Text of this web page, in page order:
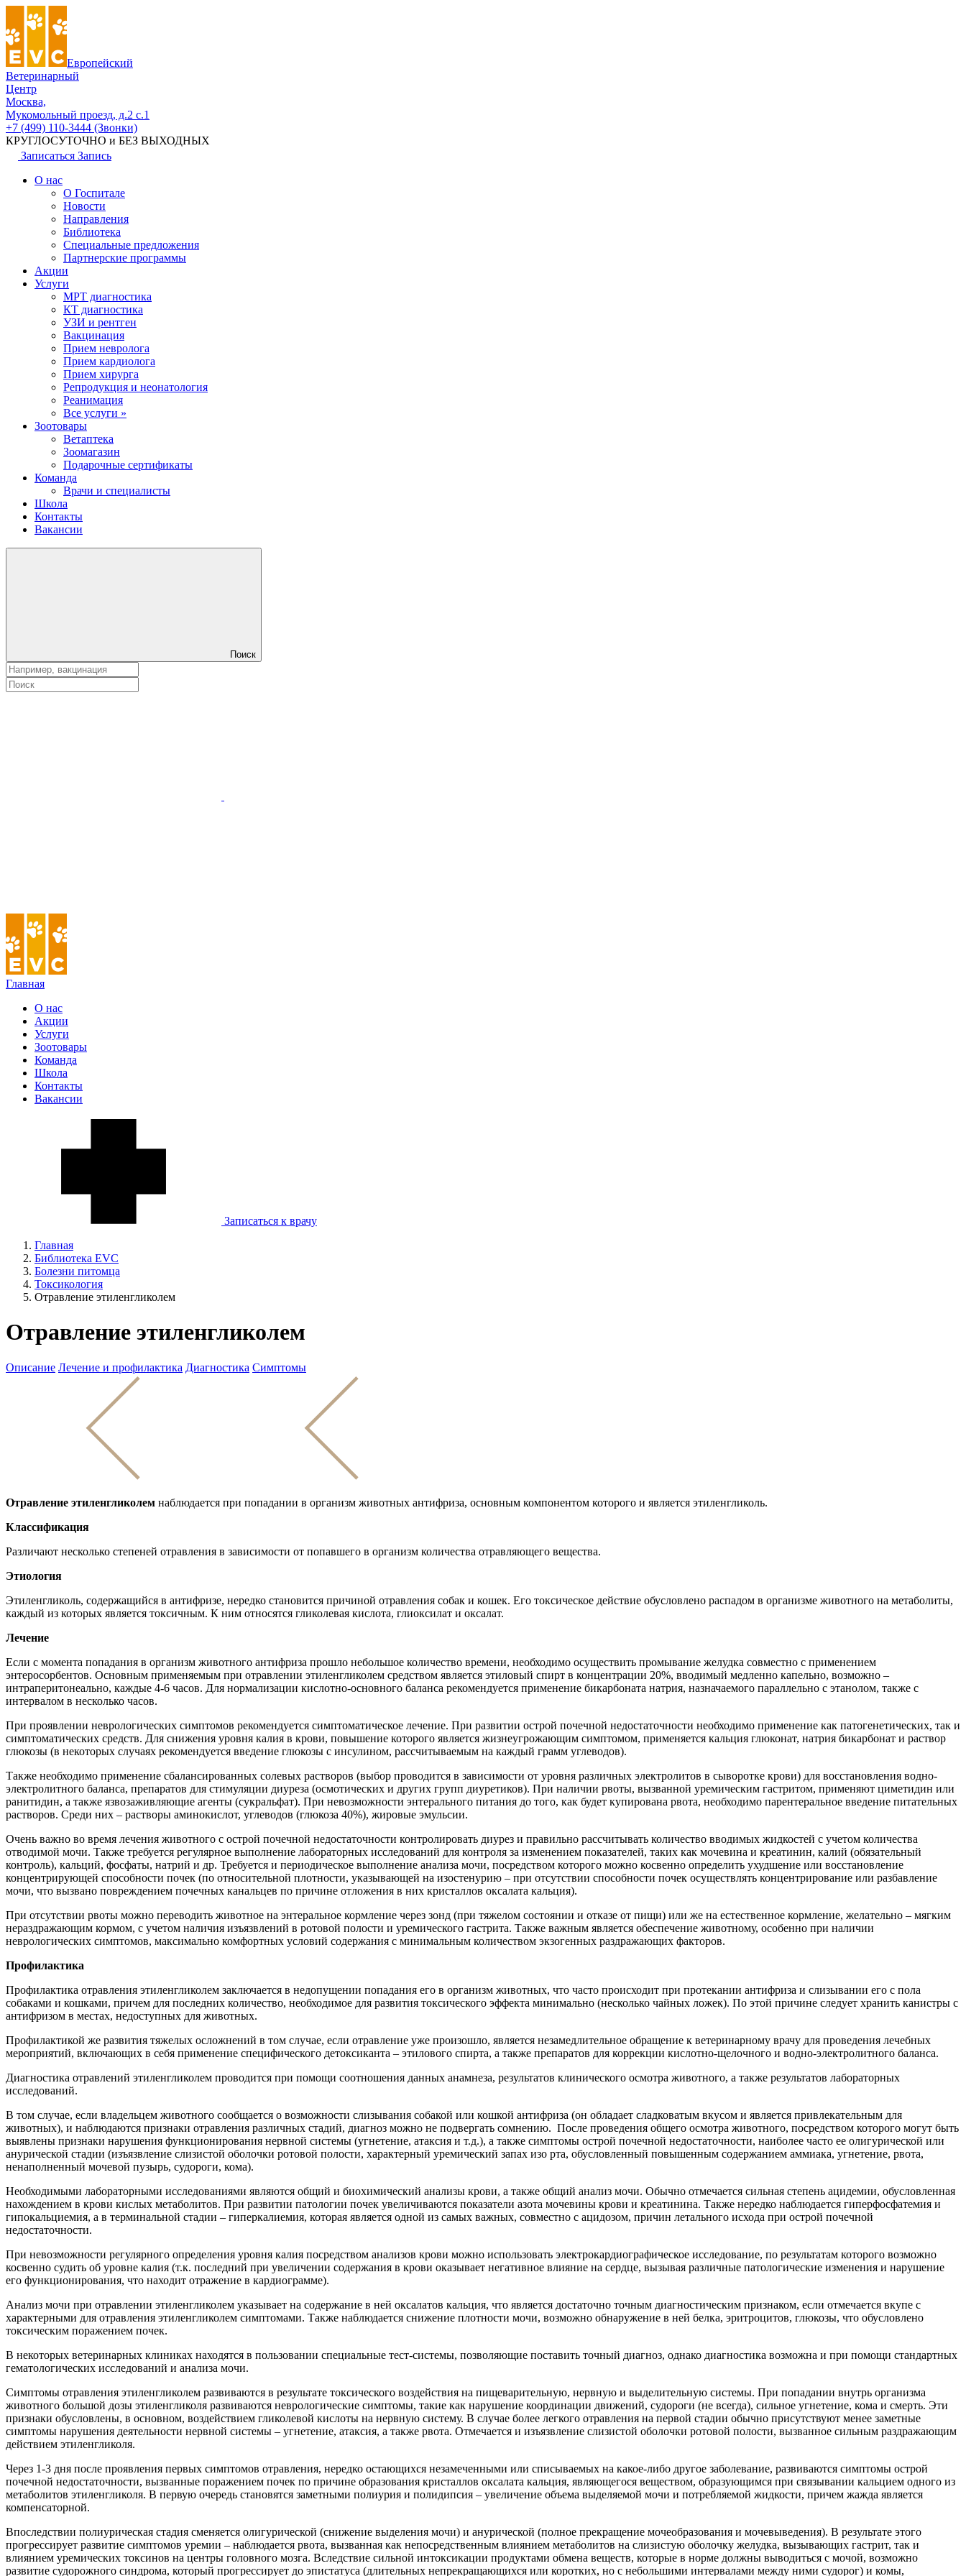
Европейский
Ветеринарный
Центр
Москва,
Мукомольный проезд, д.2 с.1
+7 (499) 110-3444 (Звонки)
КРУГЛОСУТОЧНО и БЕЗ ВЫХОДНЫХ
Записаться Запись
О нас
О Госпитале
Новости
Направления
Библиотека
Специальные предложения
Партнерские программы
Акции
Услуги
МРТ диагностика
КТ диагностика
УЗИ и рентген
Вакцинация
Прием невролога
Прием кардиолога
Прием хирурга
Репродукция и неонатология
Реанимация
Все услуги »
Зоотовары
Ветаптека
Зоомагазин
Подарочные сертификаты
Команда
Врачи и специалисты
Школа
Контакты
Вакансии
Поиск
Главная
О нас
Акции
Услуги
Зоотовары
Команда
Школа
Контакты
Вакансии
Записаться к врачу
Главная
Библиотека EVC
Болезни питомца
Токсикология
Отравление этиленгликолем
Отравление этиленгликолем
Описание Лечение и профилактика Диагностика Симптомы
Отравление этиленгликолем наблюдается при попадании в организм животных антифриза, основным компонентом которого и является этиленгликоль.
Классификация
Различают несколько степеней отравления в зависимости от попавшего в организм количества отравляющего вещества.
Этиология
Этиленгликоль, содержащийся в антифризе, нередко становится причиной отравления собак и кошек. Его токсическое действие обусловлено распадом в организме животного на метаболиты,
каждый из которых является токсичным. К ним относятся гликолевая кислота, глиоксилат и оксалат.
Лечение
Если с момента попадания в организм животного антифриза прошло небольшое количество времени, необходимо осуществить промывание желудка совместно с применением
энтеросорбентов. Основным применяемым при отравлении этиленгликолем средством является этиловый спирт в концентрации 20%, вводимый медленно капельно, возможно –
интраперитонеально, каждые 4-6 часов. Для нормализации кислотно-основного баланса рекомендуется применение бикарбоната натрия, назначаемого параллельно с этанолом, также с
интервалом в несколько часов.
При проявлении неврологических симптомов рекомендуется симптоматическое лечение. При развитии острой почечной недостаточности необходимо применение как патогенетических, так и
симптоматических средств. Для снижения уровня калия в крови, повышение которого является жизнеугрожающим симптомом, применяется кальция глюконат, натрия бикарбонат и раствор
глюкозы (в некоторых случаях рекомендуется введение глюкозы с инсулином, рассчитываемым на каждый грамм углеводов).
Также необходимо применение сбалансированных солевых растворов (выбор проводится в зависимости от уровня различных электролитов в сыворотке крови) для восстановления водно-
электролитного баланса, препаратов для стимуляции диуреза (осмотических и других групп диуретиков). При наличии рвоты, вызванной уремическим гастритом, применяют циметидин или
ранитидин, а также язвозаживляющие агенты (сукральфат). При невозможности энтерального питания до того, как будет купирована рвота, необходимо парентеральное введение питательных
растворов. Среди них – растворы аминокислот, углеводов (глюкоза 40%), жировые эмульсии.
Очень важно во время лечения животного с острой почечной недостаточности контролировать диурез и правильно рассчитывать количество вводимых жидкостей с учетом количества
отводимой мочи. Также требуется регулярное выполнение лабораторных исследований для контроля за изменением показателей, таких как мочевина и креатинин, калий (обязательный
контроль), кальций, фосфаты, натрий и др. Требуется и периодическое выполнение анализа мочи, посредством которого можно косвенно определить ухудшение или восстановление
концентрирующей способности почек (по относительной плотности, указывающей на изостенурию – при отсутствии способности почек осуществлять концентрирование или разбавление
мочи, что вызвано повреждением почечных канальцев по причине отложения в них кристаллов оксалата кальция).
При отсутствии рвоты можно переводить животное на энтеральное кормление через зонд (при тяжелом состоянии и отказе от пищи) или же на естественное кормление, желательно – мягким
нераздражающим кормом, с учетом наличия изъязвлений в ротовой полости и уремического гастрита. Также важным является обеспечение животному, особенно при наличии
неврологических симптомов, максимально комфортных условий содержания с минимальным количеством экзогенных раздражающих факторов.
Профилактика
Профилактика отравления этиленгликолем заключается в недопущении попадания его в организм животных, что часто происходит при протекании антифриза и слизывании его с пола
собаками и кошками, причем для последних количество, необходимое для развития токсического эффекта минимально (несколько чайных ложек). По этой причине следует хранить канистры с
антифризом в местах, недоступных для животных.
Профилактикой же развития тяжелых осложнений в том случае, если отравление уже произошло, является незамедлительное обращение к ветеринарному врачу для проведения лечебных
мероприятий, включающих в себя применение специфического детоксиканта – этилового спирта, а также препаратов для коррекции кислотно-щелочного и водно-электролитного баланса.
Диагностика отравлений этиленгликолем проводится при помощи соотношения данных анамнеза, результатов клинического осмотра животного, а также результатов лабораторных
исследований.
В том случае, если владельцем животного сообщается о возможности слизывания собакой или кошкой антифриза (он обладает сладковатым вкусом и является привлекательным для
животных), и наблюдаются признаки отравления различных стадий, диагноз можно не подвергать сомнению. После проведения общего осмотра животного, посредством которого могут быть
выявлены признаки нарушения функционирования нервной системы (угнетение, атаксия и т.д.), а также симптомы острой почечной недостаточности, наиболее часто ее олигурической или
анурической стадии (изъязвление слизистой оболочки ротовой полости, характерный уремический запах изо рта, обусловленный повышенным содержанием аммиака, угнетение, рвота,
ненаполненный мочевой пузырь, судороги, кома).
Необходимыми лабораторными исследованиями являются общий и биохимический анализы крови, а также общий анализ мочи. Обычно отмечается сильная степень ацидемии, обусловленная
нахождением в крови кислых метаболитов. При развитии патологии почек увеличиваются показатели азота мочевины крови и креатинина. Также нередко наблюдается гиперфосфатемия и
гипокальциемия, а в терминальной стадии – гиперкалиемия, которая является одной из самых важных, совместно с ацидозом, причин летального исхода при острой почечной
недостаточности.
При невозможности регулярного определения уровня калия посредством анализов крови можно использовать электрокардиографическое исследование, по результатам которого возможно
косвенно судить об уровне калия (т.к. последний при увеличении содержания в крови оказывает негативное влияние на сердце, вызывая различные патологические изменения и нарушение
его функционирования, что находит отражение в кардиограмме).
Анализ мочи при отравлении этиленгликолем указывает на содержание в ней оксалатов кальция, что является достаточно точным диагностическим признаком, если отмечается вкупе с
характерными для отравления этиленгликолем симптомами. Также наблюдается снижение плотности мочи, возможно обнаружение в ней белка, эритроцитов, глюкозы, что обусловлено
токсическим поражением почек.
В некоторых ветеринарных клиниках находятся в пользовании специальные тест-системы, позволяющие поставить точный диагноз, однако диагностика возможна и при помощи стандартных
гематологических исследований и анализа мочи.
Симптомы отравления этиленгликолем развиваются в результате токсического воздействия на пищеварительную, нервную и выделительную системы. При попадании внутрь организма
животного большой дозы этиленгликоля развиваются неврологические симптомы, такие как нарушение координации движений, судороги (не всегда), сильное угнетение, кома и смерть. Эти
признаки обусловлены, в основном, воздействием гликолевой кислоты на нервную систему. В случае более легкого отравления на первой стадии обычно присутствуют менее заметные
симптомы нарушения деятельности нервной системы – угнетение, атаксия, а также рвота. Отмечается и изъязвление слизистой оболочки ротовой полости, вызванное сильным раздражающим
действием этиленгликоля.
Через 1-3 дня после проявления первых симптомов отравления, нередко остающихся незамеченными или списываемых на какое-либо другое заболевание, развиваются симптомы острой
почечной недостаточности, вызванные поражением почек по причине образования кристаллов оксалата кальция, являющегося веществом, образующимся при связывании кальцием одного из
метаболитов этиленгликоля. В первую очередь становятся заметными полиурия и полидипсия – увеличение объема выделяемой мочи и потребляемой жидкости, причем жажда является
компенсаторной.
Впоследствии полиурическая стадия сменяется олигурической (снижение выделения мочи) и анурической (полное прекращение мочеобразования и мочевыведения). В результате этого
прогрессирует развитие симптомов уремии – наблюдается рвота, вызванная как непосредственным влиянием метаболитов на слизистую оболочку желудка, вызывающих гастрит, так и
влиянием уремических токсинов на центры головного мозга. Вследствие сильной интоксикации продуктами обмена веществ, которые в норме должны выводиться с мочой, возможно
развитие судорожного синдрома, который прогрессирует до эпистатуса (длительных непрекращающихся или коротких, но с небольшими интервалами между ними судорог) и комы,